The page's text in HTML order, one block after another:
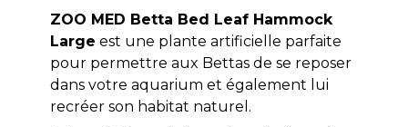
ZOO MED Betta Bed Leaf Hammock
Large est une plante artificielle parfaite
pour permettre aux Bettas de se reposer
dans votre aquarium et également lui
recréer son habitat naturel.